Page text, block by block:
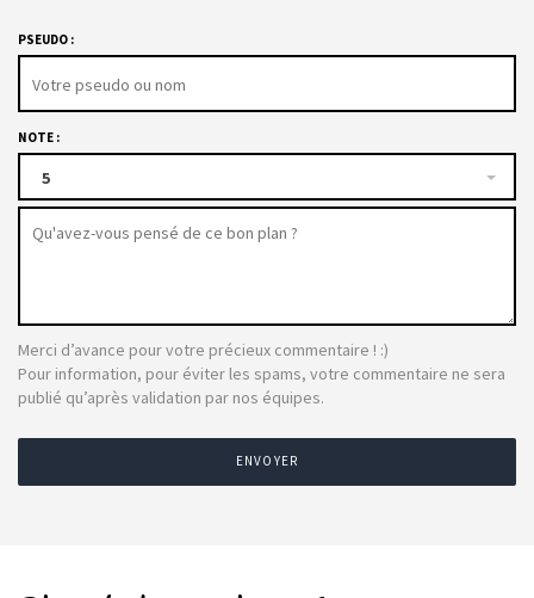
PSEUDO :
NOTE :
5
Merci d’avance pour votre précieux commentaire ! :)
Pour information, pour éviter les spams, votre commentaire ne sera
publié qu’après validation par nos équipes.
ENVOYER